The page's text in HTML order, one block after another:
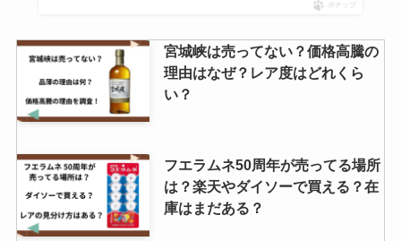
ポチップ
宮城峡は売ってない？価格高騰の
理由はなぜ？レア度はどれくら
い？
フエラムネ50周年が売ってる場所
は？楽天やダイソーで買える？在
庫はまだある？